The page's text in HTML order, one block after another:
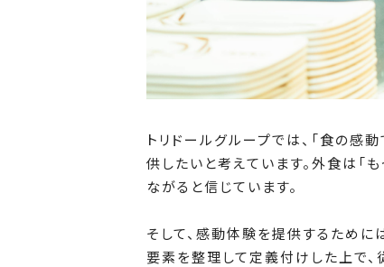
トリドールグループでは、「食の感
供したいと考えています。外食は「
ながると信じています。
そして、感動体験を提供するため
要素を整理して定義付けした上で